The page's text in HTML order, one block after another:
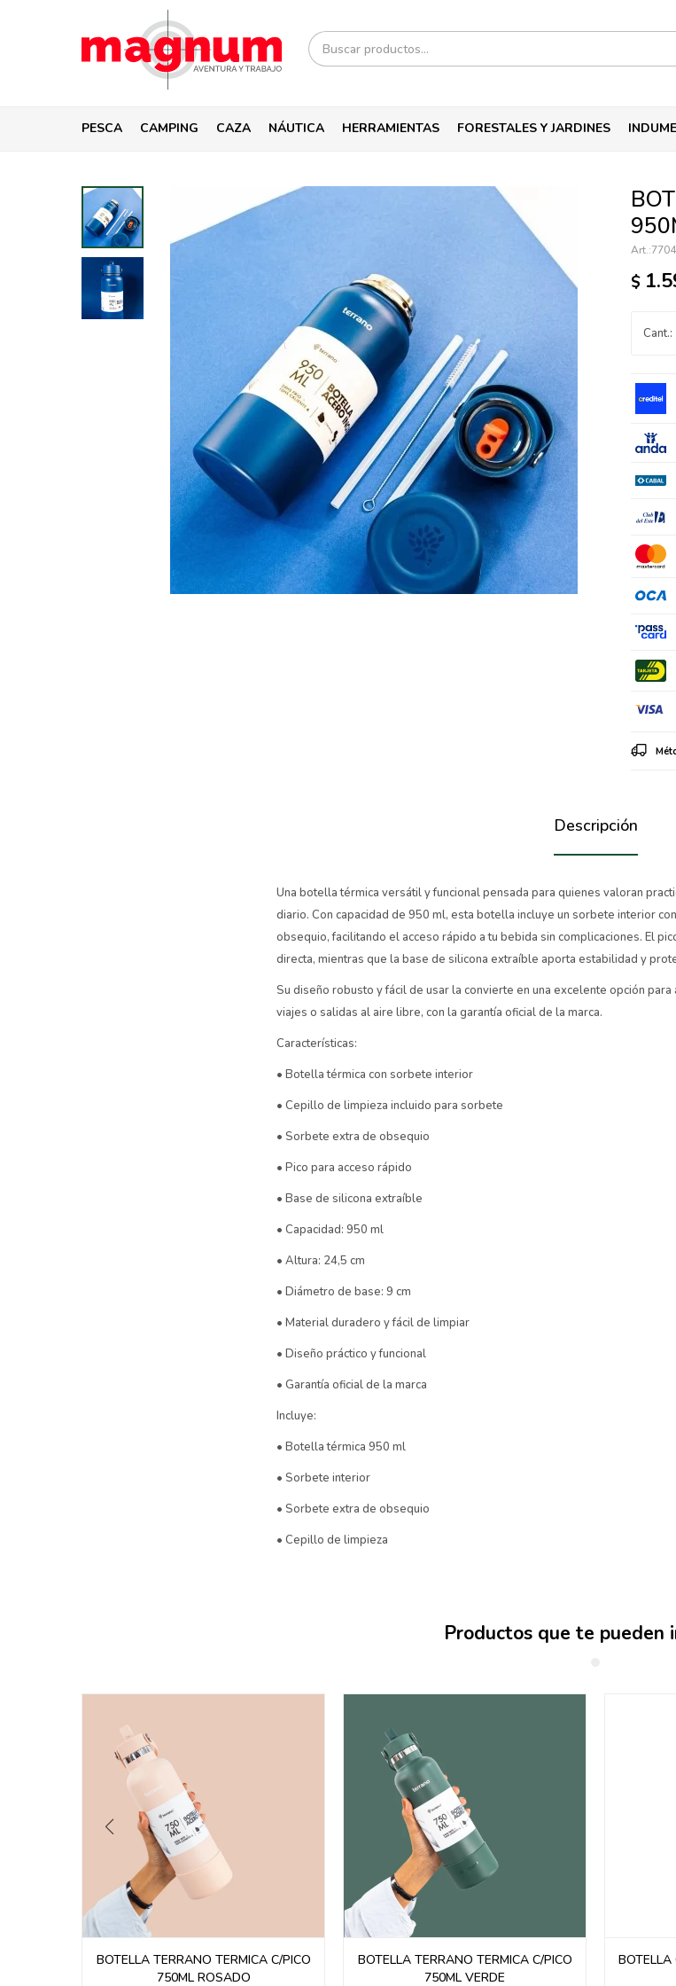
PESCA CAMPING CAZA NÁUTICA HERRAMIENTAS FORESTALES Y JARDINES
$
Descripción
Una botella térmica versátil y funcional pensada para quienes valoran
diario. Con capacidad de 950 ml, esta botella incluye un sorbete interior
obsequio, facilitando el acceso rápido a tu bebida sin complicaciones. El
directa, mientras que la base de silicona extraíble aporta estabilidad y
Su diseño robusto y fácil de usar la convierte en una excelente opción
viajes o salidas al aire libre, con la garantía oficial de la marca.
Características:
• Botella térmica con sorbete interior
• Cepillo de limpieza incluido para sorbete
• Sorbete extra de obsequio
• Pico para acceso rápido
• Base de silicona extraíble
• Capacidad: 950 ml
• Altura: 24,5 cm
• Diámetro de base: 9 cm
• Material duradero y fácil de limpiar
• Diseño práctico y funcional
• Garantía oficial de la marca
Incluye:
• Botella térmica 950 ml
• Sorbete interior
• Sorbete extra de obsequio
• Cepillo de limpieza
Productos que te pueden
BOTELLA TERRANO TERMICA C/PICO
750ML ROSADO
BOTELLA TERRANO TERMICA C/PICO
750ML VERDE